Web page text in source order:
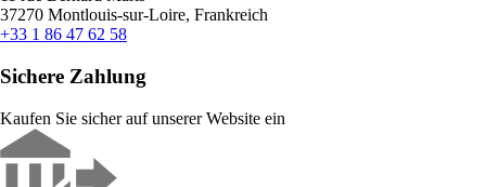
37270 Montlouis-sur-Loire, Frankreich
+33 1 86 47 62 58
Sichere Zahlung
Kaufen Sie sicher auf unserer Website ein